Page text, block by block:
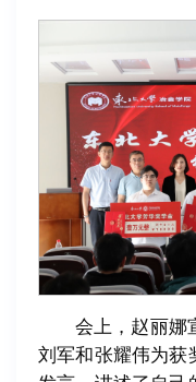
会上，赵丽娜
刘军和张耀伟为获